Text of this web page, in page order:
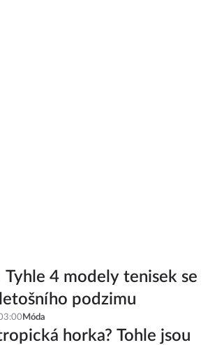
4 modely tenisek se
podzimu
Móda
horka? Tohle jsou